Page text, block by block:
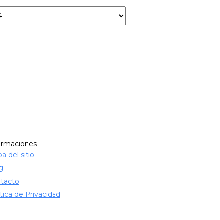
del sitio
de Privacidad